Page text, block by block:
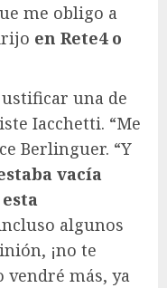
me obligo a
en Rete4 o
una de
Iacchetti. “Me
Berlinguer. “Y
vacía
algunos
¡no te
vendré más, ya